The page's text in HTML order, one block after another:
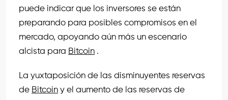
puede indicar que los inversores se están
preparando para posibles compromisos en el
mercado, apoyando aún más un escenario
alcista para Bitcoin .
La yuxtaposición de las disminuyentes reservas
de Bitcoin y el aumento de las reservas de